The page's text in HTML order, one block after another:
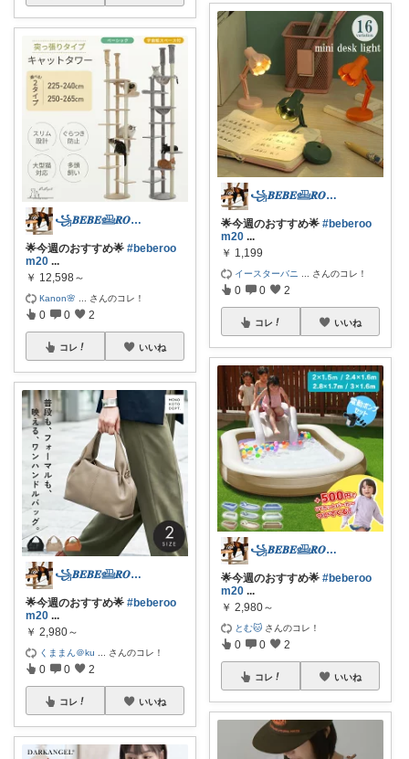
꧁𝑩𝑬𝑩𝑬𓊝𝑹𝑶𝑶𝑴꧂
🌟今週のおすすめ🌟 #beberoo
m20 ...
￥ 12,598～
Кanon🌸 さんのコレ！
0 0 2
コレ いいね
꧁𝑩𝑬𝑩𝑬𓊝𝑹𝑶𝑶𝑴꧂
🌟今週のおすすめ🌟 #beberoo
m20 ...
￥ 2,980～
くままん＠ku さんのコレ！
0 0 2
コレ いいね
꧁𝑩𝑬𝑩𝑬𓊝𝑹𝑶𝑶𝑴꧂
🌟今週のおすすめ🌟 #beberoo
m20 ...
￥ 1,199
イースターバニ さんのコレ！
0 0 2
コレ いいね
꧁𝑩𝑬𝑩𝑬𓊝𝑹𝑶𝑶𝑴꧂
🌟今週のおすすめ🌟 #beberoo
m20 ...
￥ 2,980～
とむ🐱 さんのコレ！
0 0 2
コレ いいね